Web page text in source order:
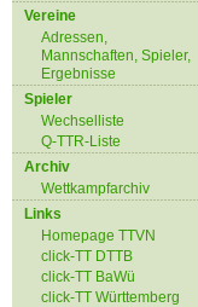
Vereine
Adressen,
Mannschaften, Spieler,
Ergebnisse
Spieler
Wechselliste
Q-TTR-Liste
Archiv
Wettkampfarchiv
Links
Homepage TTVN
click-TT DTTB
click-TT BaWü
click-TT Württemberg